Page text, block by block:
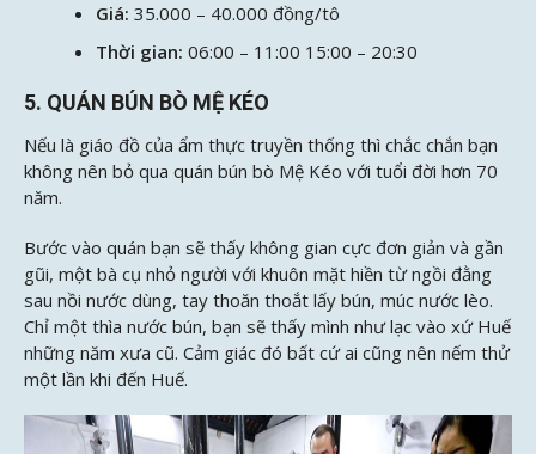
Giá: 35.000 – 40.000 đồng/tô
Thời gian: 06:00 – 11:00 15:00 – 20:30
5. QUÁN BÚN BÒ MỆ KÉO
Nếu là giáo đồ của ẩm thực truyền thống thì chắc chắn bạn
không nên bỏ qua quán bún bò Mệ Kéo với tuổi đời hơn 70
năm.
Bước vào quán bạn sẽ thấy không gian cực đơn giản và gần
gũi, một bà cụ nhỏ người với khuôn mặt hiền từ ngồi đằng
sau nồi nước dùng, tay thoăn thoắt lấy bún, múc nước lèo.
Chỉ một thìa nước bún, bạn sẽ thấy mình như lạc vào xứ Huế
những năm xưa cũ. Cảm giác đó bất cứ ai cũng nên nếm thử
một lần khi đến Huế.